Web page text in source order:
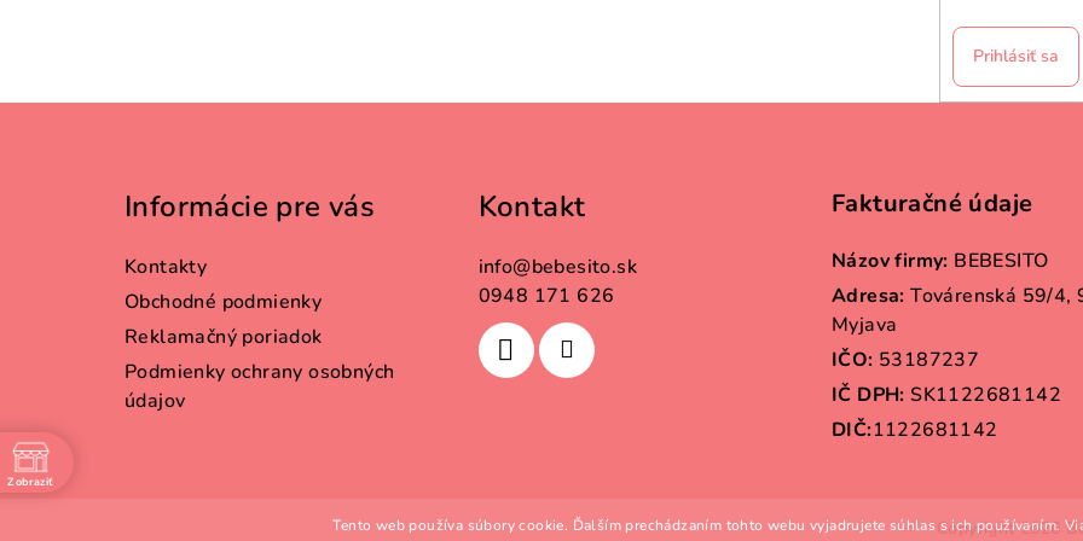
Tento web používa súbory cookie. Ďalším prechádzaním tohto webu vyjadrujete súhlas s ich používaním.
Prihlásiť sa
Informácie pre vás
Kontakty
Obchodné podmienky
Reklamačný poriadok
Podmienky ochrany osobných
údajov
Kontakt
info@bebesito.sk
0948 171 626
Fakturačné údaje
Názov firmy: BEBESITO
Adresa: Továrenská 59/4,
Myjava
IČO: 53187237
IČ DPH: SK1122681142
DIČ:1122681142
Copyright 2026
Zobraziť